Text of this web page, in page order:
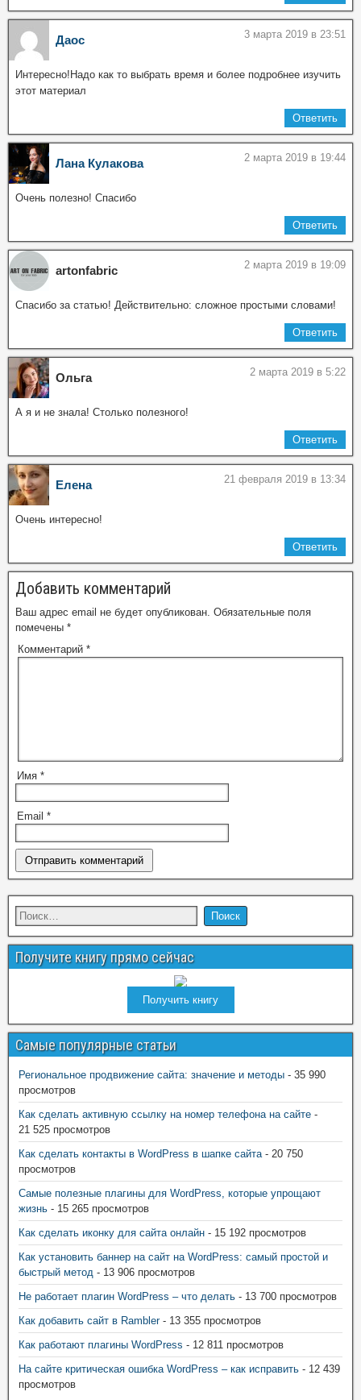
Даос 3 марта 2019 в 23:51
Интересно!Надо как то выбрать время и более подробнее изучить
этот материал
Ответить
Лана Кулакова 2 марта 2019 в 19:44
Очень полезно! Спасибо
Ответить
artonfabric 2 марта 2019 в 19:09
Спасибо за статью! Действительно: сложное простыми словами!
Ответить
Ольга 2 марта 2019 в 5:22
А я и не знала! Столько полезного!
Ответить
Елена 21 февраля 2019 в 13:34
Очень интересно!
Ответить
Добавить комментарий
Ваш адрес email не будет опубликован. Обязательные поля
помечены *
Комментарий *
Имя *
Email *
Получите книгу прямо сейчас
Получить книгу
Самые популярные статьи
Региональное продвижение сайта: значение и методы - 35 990
просмотров
Как сделать активную ссылку на номер телефона на сайте -
21 525 просмотров
Как сделать контакты в WordPress в шапке сайта- 20 750
просмотров
Самые полезные плагины для WordPress, которые упрощают
жизнь - 15 265 просмотров
Как сделать иконку для сайта онлайн - 15 192 просмотров
Как установить баннер на сайт на WordPress: самый простой и
быстрый метод - 13 906 просмотров
Не работает плагин WordPress – что делать - 13 700 просмотров
Как добавить сайт в Rambler- 13 355 просмотров
Как работают плагины WordPress - 12 811 просмотров
На сайте критическая ошибка WordPress – как исправить - 12 439
просмотров